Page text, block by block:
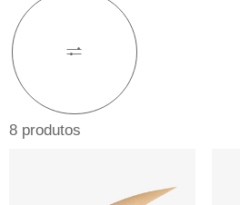
8 produtos